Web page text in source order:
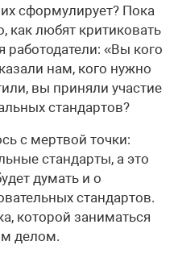
сформулирует? Пока
как любят критиковать
работодатели: «Вы кого
нам, кого нужно
вы приняли участие
стандартов?
с мертвой точки:
стандарты, а это
думать и о
стандартов.
которой заниматься
делом.